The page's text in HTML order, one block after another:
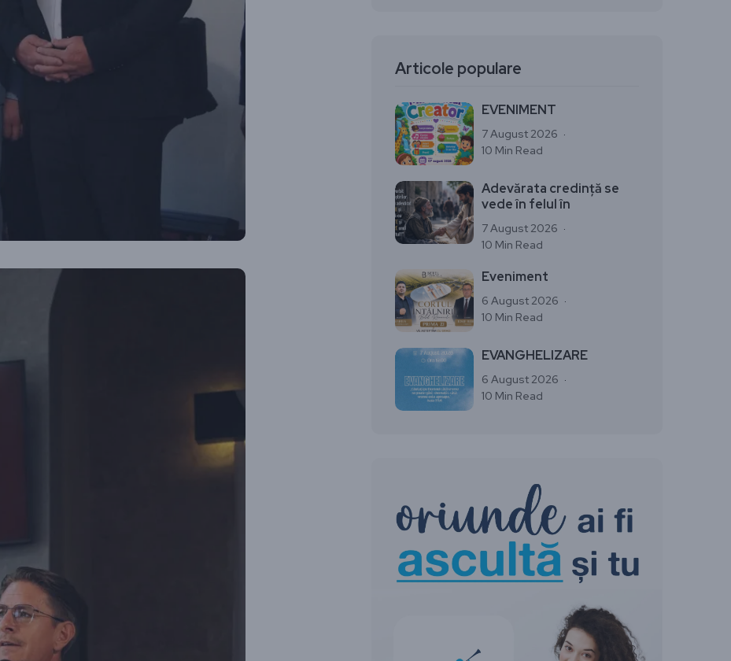
Articole populare
EVENIMENT
7 August 2026
10 Min Read
Adevărata credință se
vede în felul în
7 August 2026
10 Min Read
Eveniment
6 August 2026
10 Min Read
EVANGHELIZARE
6 August 2026
10 Min Read